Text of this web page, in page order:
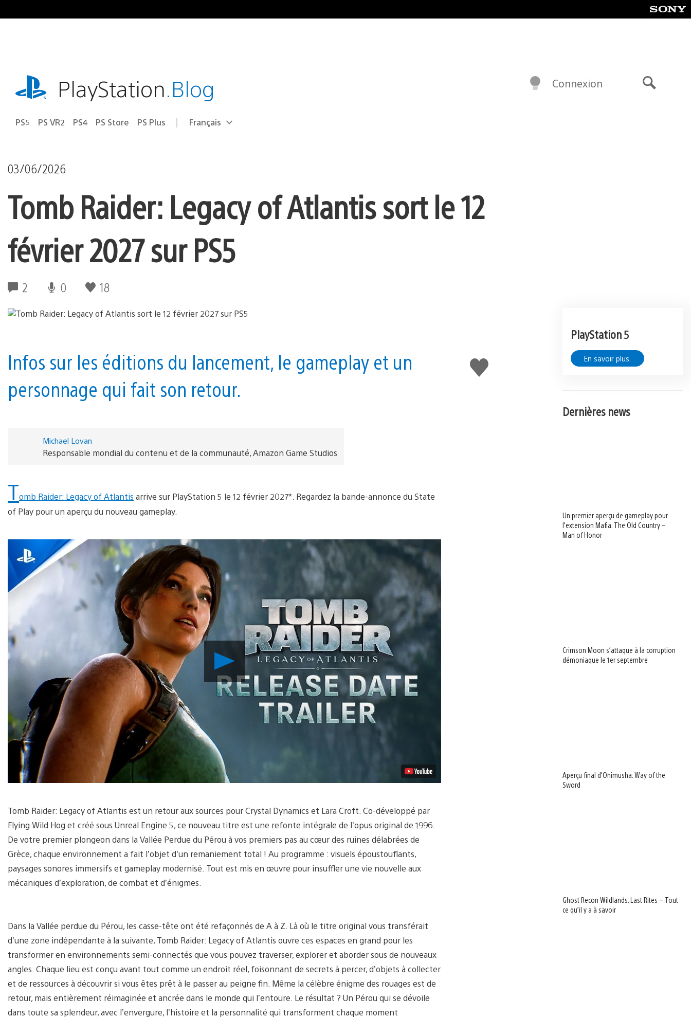
au
playstation.comPlayStation.Blog
PS5 PS VR2 PS4 PS Store PS Plus Choisir
Région
Français
Connexion
03/06/2026
Tomb Raider: Legacy of Atlantis sort le 12
février 2027 sur PS5
2 0 18
J'aime
Infos sur les éditions du lancement, le gameplay et un
personnage qui fait son retour.
Michael Lovan
Responsable mondial du contenu et de la communauté, Amazon Game Studios
Tomb Raider: Legacy of Atlantis arrive sur PlayStation 5 le 12 février 2027*. Regardez la bande-annonce du State
of Play pour un aperçu du nouveau gameplay.
Lancer
la
vidéo
Tomb Raider: Legacy of Atlantis est un retour aux sources pour Crystal Dynamics et Lara Croft. Co-développé par
Flying Wild Hog et créé sous Unreal Engine 5, ce nouveau titre est une refonte intégrale de l’opus original de 1996.
De votre premier plongeon dans la Vallée Perdue du Pérou à vos premiers pas au cœur des ruines délabrées de
Grèce, chaque environnement a fait l’objet d’un remaniement total ! Au programme : visuels époustouflants,
paysages sonores immersifs et gameplay modernisé. Tout est mis en œuvre pour insuffler une vie nouvelle aux
mécaniques d’exploration, de combat et d’énigmes.
Dans la Vallée perdue du Pérou, les casse-tête ont été refaçonnés de A à Z. Là où le titre original vous transférait
d’une zone indépendante à la suivante, Tomb Raider: Legacy of Atlantis ouvre ces espaces en grand pour les
transformer en environnements semi-connectés que vous pouvez traverser, explorer et aborder sous de nouveaux
angles. Chaque lieu est conçu avant tout comme un endroit réel, foisonnant de secrets à percer, d’objets à collecter
et de ressources à découvrir si vous êtes prêt à le passer au peigne fin. Même la célèbre énigme des rouages est de
retour, mais entièrement réimaginée et ancrée dans le monde qui l’entoure. Le résultat ? Un Pérou qui se dévoile
dans toute sa splendeur, avec l’envergure, l’histoire et la personnalité qui transforment chaque moment
PlayStation 5
En savoir plus.
Dernières news
Un premier aperçu de gameplay pour
l’extension Mafia: The Old Country –
Man of Honor
Crimson Moon s’attaque à la corruption
démoniaque le 1er septembre
Aperçu final d’Onimusha: Way of the
Sword
Ghost Recon Wildlands: Last Rites – Tout
ce qu’il y a à savoir